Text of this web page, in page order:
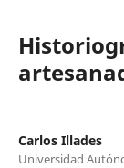
Carlos Illades
Universidad